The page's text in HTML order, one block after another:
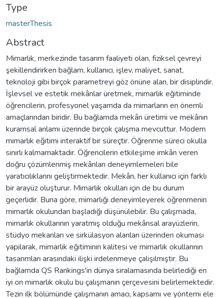
Type
masterThesis
Abstract
Mimarlık, merkezinde tasarım faaliyeti olan, fiziksel çevreyi
şekillendirirken bağlam, kullanıcı, işlev, maliyet, sanat,
teknoloji gibi birçok parametreyi göz önüne alan, bir disiplindir.
İşlevsel ve estetik mekânlar üretmek, mimarlık eğitiminde
öğrencilerin, profesyonel yaşamda da mimarların en önemli
amaçlarından biridir. Bu bağlamda mekân üretimi ve mekânın
kuramsal anlamı üzerinde birçok çalışma mevcuttur. Modern
mimarlık eğitimi interaktif bir süreçtir. Öğrenme süreci okulla
sınırlı kalmamaktadır. Öğrencilerin etkileşime imkân veren
doğru çözümlenmiş mekânları deneyimlemeleri bile
yaratıcılıklarını geliştirmektedir. Mekân, her kullanıcı için farklı
bir arayüz oluşturur. Mimarlık okulları için de bu durum
geçerlidir. Buna göre, mimarlığı deneyimleyerek öğrenmenin
mimarlık okulundan başladığı düşünülebilir. Bu çalışmada,
mimarlık okullarının yaratmış olduğu mekânsal arayüzlerin,
stüdyo mekanları ve sirkülasyon alanları üzerinden okuması
yapılarak, mimarlık eğitiminin kalitesi ve mimarlık okullarının
tasarımları arasındaki ilişki irdelenmeye çalışılmıştır. Bu
bağlamda QS Rankings'in dünya sıralamasında belirlediği en
iyi on mimarlık okulu bu çalışmanın çerçevesini belirlemektedir.
Tezin ilk bölümünde çalışmanın amacı, kapsamı ve yöntemi ele